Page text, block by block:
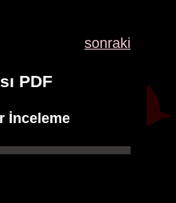
sonraki
PDF
İnceleme